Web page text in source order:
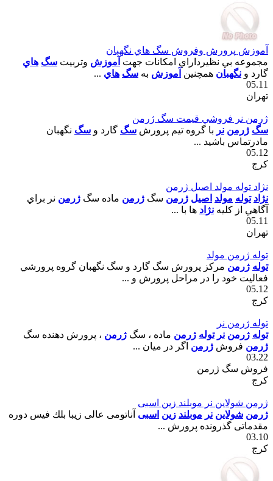
آموزش پرورش وفروش سگ هاي نگهبان
مجموعه بي نظيرداراي امکانات جهت آموزش وتربيت سگ هاي
گارد و نگهبان همچنين آموزش به سگ هاي ...
05.11
تهران
ژرمن نر فروشي قيمت سگ ژرمن
سگ ژرمن نر با گروه تيم پرورش سگ گارد و سگ نگهبان
مادرتماس باشيد ...
05.12
کرج
نژاد توله مولد اصيل ژرمن
نژاد توله مولد اصيل ژرمن سگ ژرمن ماده سگ ژرمن نر براي
آگاهي از کليه نژاد ها با ...
05.11
تهران
توله ژرمن مولد
توله ژرمن مرکز پرورش سگ گارد و سگ نگهبان گروه پرورشي
فعاليت خود را در مراحل پرورش و ...
05.12
کرج
توله ژرمن نر
توله ژرمن نر توله ژرمن ماده ، سگ ژرمن ، پرورش دهنده سگ
ژرمن فروش ژرمن اگر در ميان ...
03.22
فروش سگ ژرمن
کرج
ژرمن شولاين نر موبلند زين اسبى
ژرمن شولاين نر موبلند زين اسبى آناتومى عالى زيبا بلك فيس دوره
مقدماتى گذرونده پرورش ...
03.10
کرج